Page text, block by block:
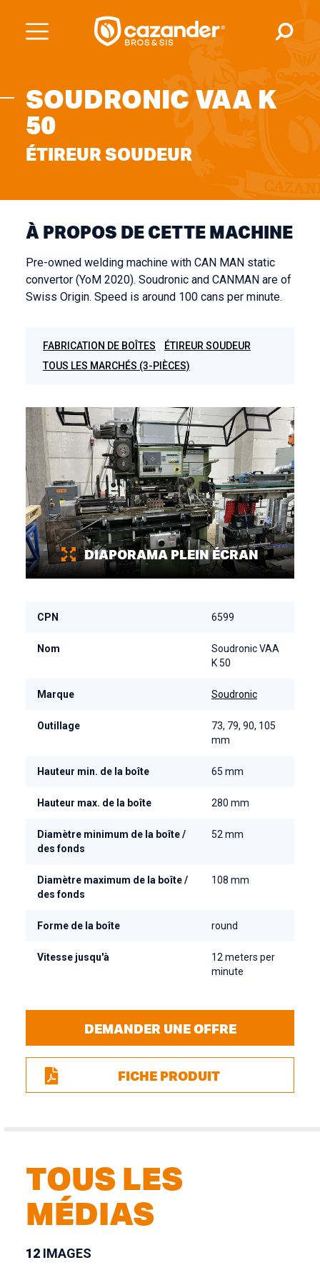
SOUDRONIC VAA K
50
ÉTIREUR SOUDEUR
À PROPOS DE CETTE MACHINE
Pre-owned welding machine with CAN MAN static
convertor (YoM 2020). Soudronic and CANMAN are of
Swiss Origin. Speed is around 100 cans per minute.
FABRICATION DE BOÎTES
ÉTIREUR SOUDEUR
TOUS LES MARCHÉS (3-PIÈCES)
CPN 6599
Nom
Soudronic VAA
K 50
Marque Soudronic
Outillage
73, 79, 90, 105
mm
Hauteur min. de la boîte 65 mm
Hauteur max. de la boîte 280 mm
Diamètre minimum de la boîte /
des fonds
52 mm
Diamètre maximum de la boîte /
des fonds
108 mm
Forme de la boîte round
Vitesse jusqu'à
12 meters per
minute
DEMANDER UNE OFFRE
FICHE PRODUIT
DIAPORAMA PLEIN ÉCRAN
TOUS LES
MÉDIAS
12 IMAGES